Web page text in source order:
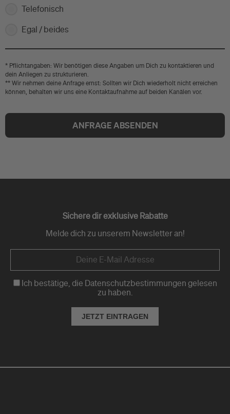
Telefonisch
Egal / beides
* Pflichtangaben: Wir benötigen diese Angaben um Dich zu kontaktieren und
dein Anliegen zu strukturieren.
** Wir nehmen deine Anfrage ernst: Sollten wir Dich wiederholt nicht erreichen
können, behalten wir uns eine Kontaktaufnahme auf beiden Kanälen vor.
ANFRAGE ABSENDEN
Sichere dir exklusive Rabatte
Melde dich zu unserem Newsletter an!
Ich bestätige, die Datenschutzbestimmungen gelesen
zu haben.
JETZT EINTRAGEN